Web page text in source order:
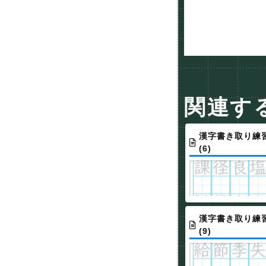
関連す
漢字書き取り練
(6)
漢字書き取り練
(9)